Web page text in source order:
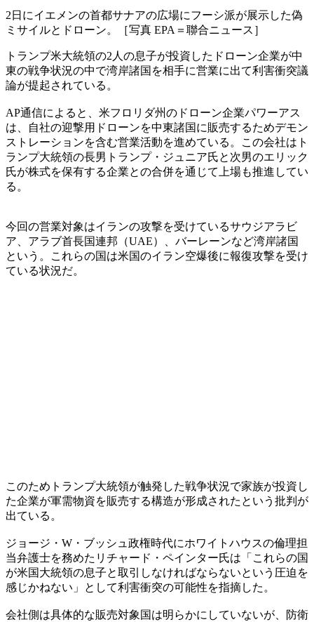
2日にイエメンの首都サナアの広場にフーシ派が展示した偽
ミサイルとドローン。［写真 EPA＝聯合ニュース］
トランプ米大統領の2人の息子が投資したドローン企業が中
東の戦争状況の中で湾岸諸国を相手に営業に出て利害衝突議
論が提起されている。
AP通信によると、米フロリダ州のドローン企業パワーアス
は、自社の迎撃用ドローンを中東諸国に販売するためデモン
ストレーションを含む営業活動を進めている。この会社はト
ランプ大統領の長男トランプ・ジュニア氏と次男のエリック
氏が株式を保有する企業との合併を通じて上場も推進してい
る。
今回の営業対象はイランの攻撃を受けているサウジアラビ
ア、アラブ首長国連邦（UAE）、バーレーンなど湾岸諸国
という。これらの国は米国のイラン空爆後に報復攻撃を受け
ている状況だ。
このためトランプ大統領が触発した戦争状況で家族が投資し
た企業が軍需物資を販売する構造が形成されたという批判が
出ている。
ジョージ・W・ブッシュ政権時代にホワイトハウスの倫理担
当弁護士を務めたリチャード・ペインター氏は「これらの国
が米国大統領の息子と取引しなければならないという圧迫を
感じかねない」として利害衝突の可能性を指摘した。
会社側は具体的な販売対象国は明らかにしていないが、防衛